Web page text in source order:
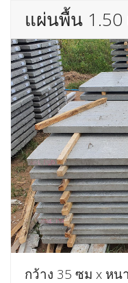
แผ่นพื้น 1.50
กว้าง 35 ซม x หน